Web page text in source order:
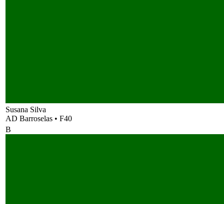
Susana Silva
AD Barroselas • F40
B